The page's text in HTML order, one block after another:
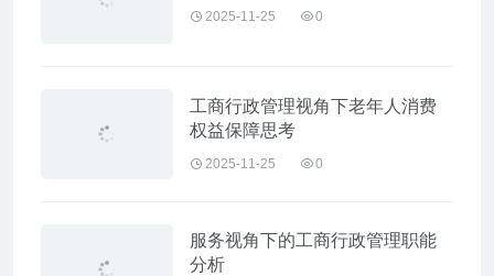
2025-11-25 0
工商行政管理视角下老年人消费
权益保障思考
2025-11-25 0
服务视角下的工商行政管理职能
分析